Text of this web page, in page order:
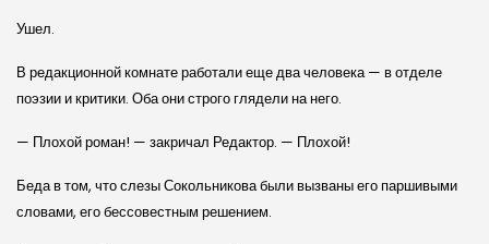
Ушел.
В редакционной комнате работали еще два человека — в отделе
поэзии и критики. Оба они строго глядели на него.
— Плохой роман! — закричал Редактор. — Плохой!
Беда в том, что слезы Сокольникова были вызваны его паршивыми
словами, его бессовестным решением.